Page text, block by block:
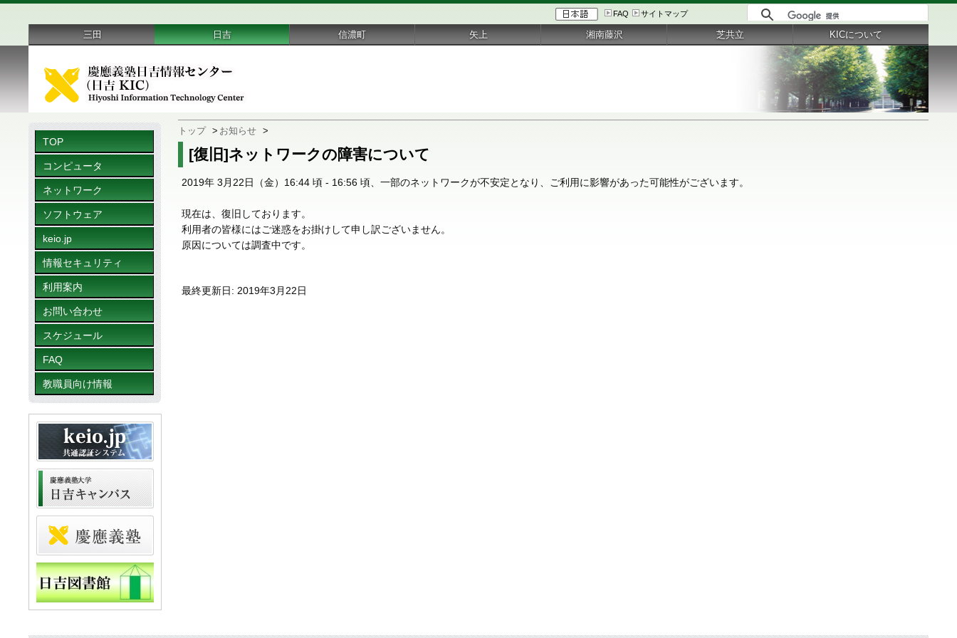
FAQ サイトマップ
TOP
コンピュータ
ネットワーク
ソフトウェア
keio.jp
情報セキュリティ
利用案内
お問い合わせ
スケジュール
FAQ
教職員向け情報
トップ > お知らせ >
[復旧]ネットワークの障害について
2019年 3月22日（金）16:44 頃 - 16:56 頃、一部のネットワークが不安定となり、ご利用に影響があった可能性がございます。
現在は、復旧しております。
利用者の皆様にはご迷惑をお掛けして申し訳ございません。
原因については調査中です。
最終更新日: 2019年3月22日
三田 日吉 信濃町 矢上 湘南藤沢 芝共立 KICについて